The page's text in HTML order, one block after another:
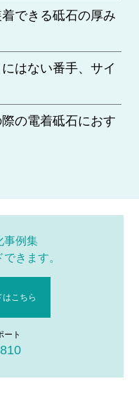
できる砥石の厚み
はない番手、サイ
の電着砥石におす
事例集
きます。
こちら
ート